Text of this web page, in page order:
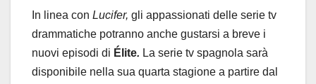
In linea con Lucifer, gli appassionati delle serie tv
drammatiche potranno anche gustarsi a breve i
nuovi episodi di Élite. La serie tv spagnola sarà
disponibile nella sua quarta stagione a partire dal